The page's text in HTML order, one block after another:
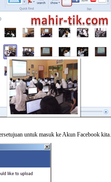
untuk masuk ke Akun Facebook kita.